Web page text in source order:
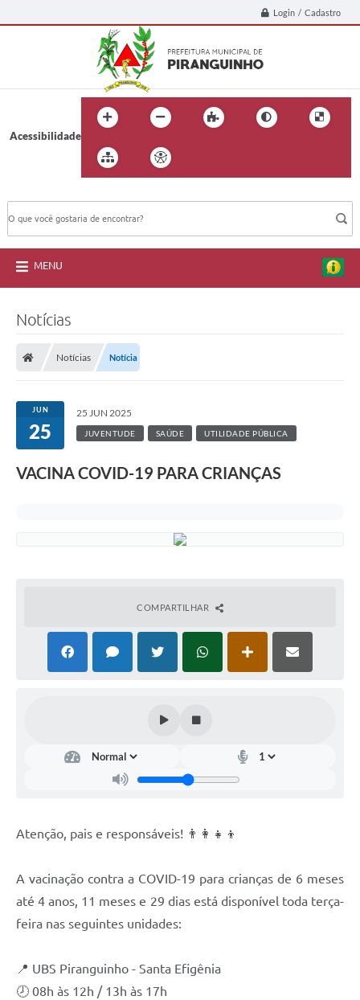
Login / Cadastro
Acessibilidade
MENU
Notícias
Notícias Notícia
JUN
25
25 JUN 2025
JUVENTUDE SAÚDE UTILIDADE PÚBLICA
VACINA COVID-19 PARA CRIANÇAS
COMPARTILHAR
Atenção, pais e responsáveis! 👨‍👩‍👧‍👦
A vacinação contra a COVID-19 para crianças de 6 meses
até 4 anos, 11 meses e 29 dias está disponível toda terça-
feira nas seguintes unidades:
📍 UBS Piranguinho - Santa Efigênia
🕗 08h às 12h / 13h às 17h